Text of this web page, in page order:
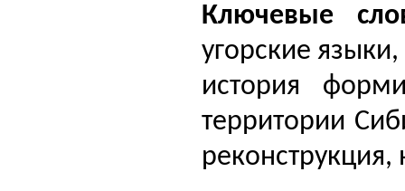
Ключевые
угорские
история
территории
реконструкция,